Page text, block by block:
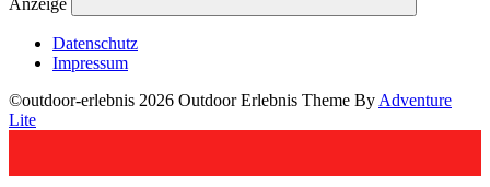
Anzeige
Datenschutz
Impressum
©outdoor-erlebnis 2026 Outdoor Erlebnis Theme By Adventure
Lite